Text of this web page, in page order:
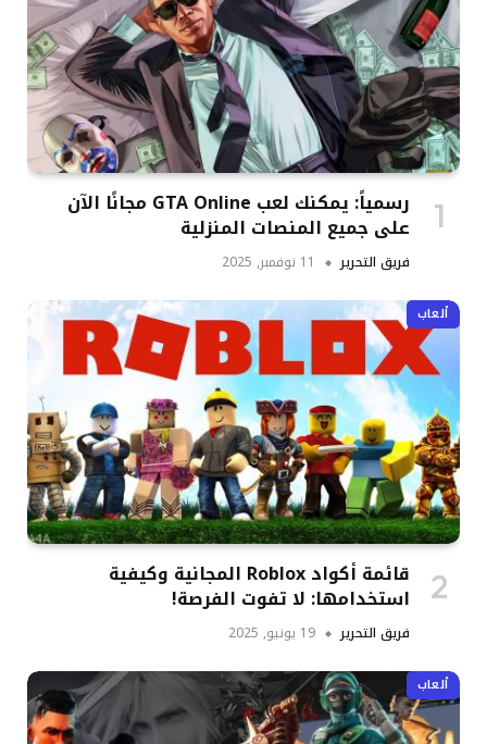
رسمياً: يمكنك لعب GTA Online مجانًا الآن
على جميع المنصات المنزلية
فريق التحرير 11 نوفمبر, 2025
ألعاب
قائمة أكواد Roblox المجانية وكيفية
استخدامها: لا تفوت الفرصة!
فريق التحرير 19 يونيو, 2025
ألعاب